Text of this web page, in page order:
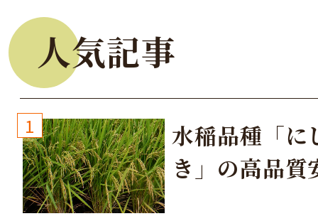
人気記事
1
水稲品種「に
き」の高品質